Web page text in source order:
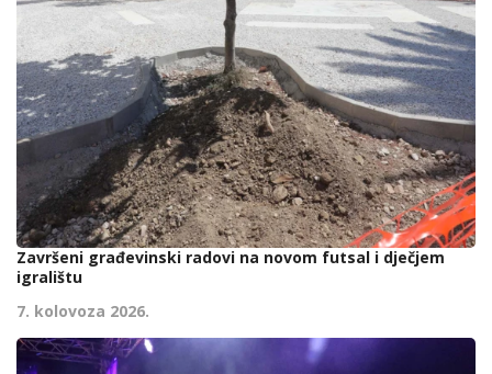
Završeni građevinski radovi na novom futsal i dječjem
igralištu
7. kolovoza 2026.